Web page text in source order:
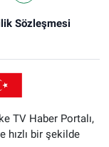
Sözleşmesi
TV Haber Portalı,
hızlı bir şekilde